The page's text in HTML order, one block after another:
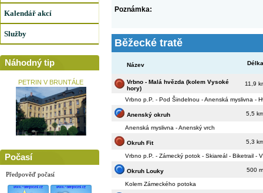
Kalendář akcí
Služby
Náhodný tip
PETRIN V BRUNTÁLE
Počasí
Předpověď počasí
Poznámka:
Běžecké tratě
Název Délka
Vrbno - Malá hvězda (kolem Vysoké
hory)
11,9
Vrbno p.P. - Pod Šindelnou - Anenská myslivna -
Anenský okruh 5,5
Anenská myslivna - Anenský vrch
Okruh Fit 5,3
Vrbno p.P. - Zámecký potok - Skiareál - Biketrail -
Okruh Louky 500
Kolem Zámeckého potoka